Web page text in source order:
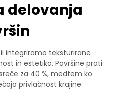
delovanja
integriramo teksturirane
in estetiko. Površine proti
za 40 %, medtem ko
privlačnost krajine.